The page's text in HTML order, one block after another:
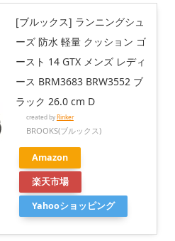
[ブルックス] ランニングシュ
ーズ 防水 軽量 クッション ゴ
ースト 14 GTX メンズ レディ
ース BRM3683 BRW3552 ブ
ラック 26.0 cm D
created byRinker
BROOKS(ブルックス)
Amazon
楽天市場
Yahooショッピング